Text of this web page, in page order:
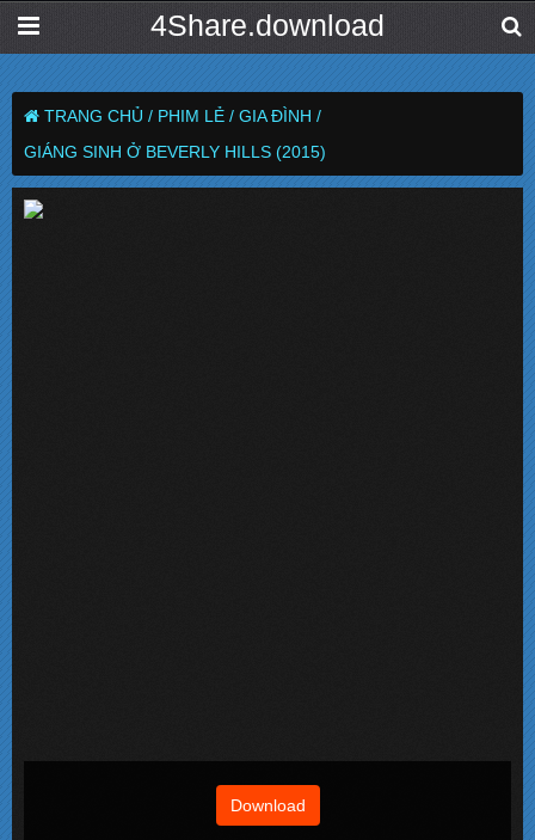
4Share.download
TRANG CHỦ / PHIM LẺ / GIA ĐÌNH /
GIÁNG SINH Ở BEVERLY HILLS (2015)
Download